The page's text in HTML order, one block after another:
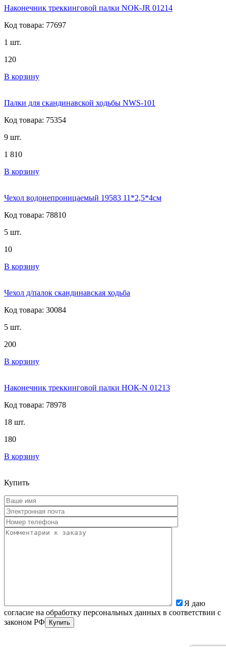
Наконечник треккинговой палки NОК-JR 01214
Код товара: 77697
1 шт.
120
В корзину
Палки для скандинавской ходьбы NWS-101
Код товара: 75354
9 шт.
1 810
В корзину
Чехол водонепроницаемый 19583 11*2,5*4см
Код товара: 78810
5 шт.
10
В корзину
Чехол д/палок скандинавская ходьба
Код товара: 30084
5 шт.
200
В корзину
Наконечник треккинговой палки НОК-N 01213
Код товара: 78978
18 шт.
180
В корзину
Купить
Я даю
согласие на обработку персональных данных в соответствии с
законом РФ